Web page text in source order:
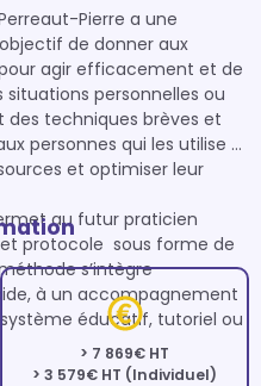
Pierre a une
de donner aux
agir efficacement et de
personnelles ou
des techniques brèves et
personnes qui les utilise
et optimiser leur
au futur praticien
protocole  sous forme de
s’intègre
à un accompagnement
éducatif, tutoriel ou
> 7 869€ HT
> 3 579€ HT (Individuel)